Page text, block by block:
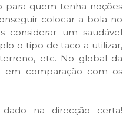
quem tenha noções
colocar a bola no
considerar um saudável
o tipo de taco a utilizar,
etc. No global da
comparação com os
na direcção certa!